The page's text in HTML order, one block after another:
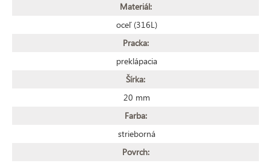
Materiál:
oceľ (316L)
Pracka:
preklápacia
Šírka:
20 mm
Farba:
strieborná
Povrch: